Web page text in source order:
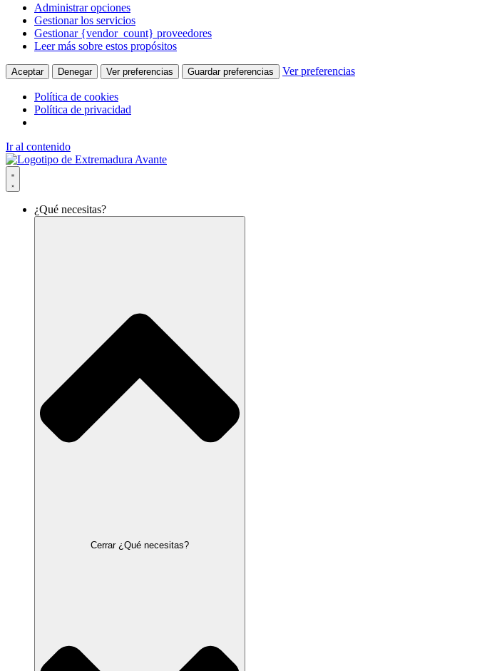
Administrar opciones
Gestionar los servicios
Gestionar {vendor_count} proveedores
Leer más sobre estos propósitos
Aceptar Denegar Ver preferencias Guardar preferencias Ver preferencias
Política de cookies
Política de privacidad
Ir al contenido
¿Qué necesitas?
Cerrar ¿Qué necesitas?